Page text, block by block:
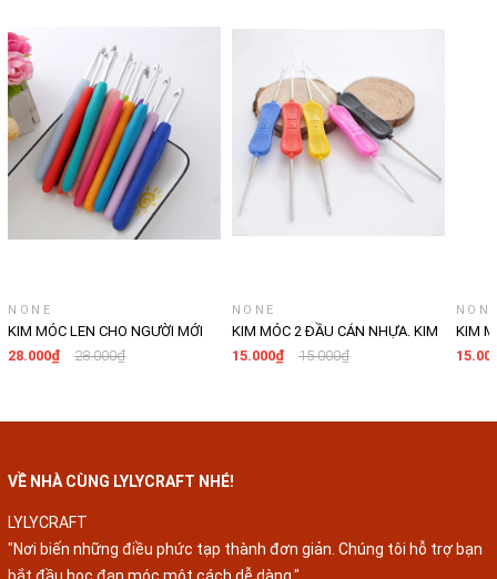
NONE
KIM MÓC LEN CHO NGƯỜI MỚI
BẮT ĐẦU ĐỦ CÁC SIZE 2MM-
28.000₫ 28.000₫
NONE
KIM MÓC 2 ĐẦU CÁN NHỰA. KIM
MÓC LEN 2 ĐẦU CÁN NHỰA
15.000₫ 15.000₫
KIM
VỀ NHÀ CÙNG LYLYCRAFT NHÉ!
LYLYCRAFT
"Nơi biến những điều phức tạp thành đơn giản. Chúng tôi hỗ trợ bạn